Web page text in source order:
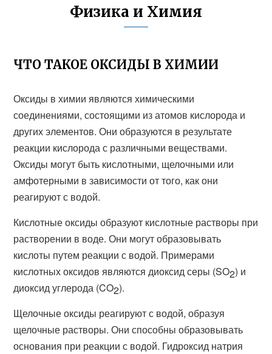
Физика и Химия
ЧТО ТАКОЕ ОКСИДЫ В ХИМИИ
Оксиды в химии являются химическими
соединениями, состоящими из атомов кислорода и
других элементов. Они образуются в результате
реакции кислорода с различными веществами.
Оксиды могут быть кислотными, щелочными или
амфотерными в зависимости от того, как они
реагируют с водой.
Кислотные оксиды образуют кислотные растворы при
растворении в воде. Они могут образовывать
кислоты путем реакции с водой. Примерами
кислотных оксидов являются диоксид серы (SO2) и
диоксид углерода (CO2).
Щелочные оксиды реагируют с водой, образуя
щелочные растворы. Они способны образовывать
основания при реакции с водой. Гидроксид натрия